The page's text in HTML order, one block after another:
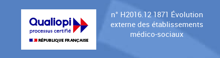
n° H2016.12 1871 Évolution
externe des établissements
médico-sociaux